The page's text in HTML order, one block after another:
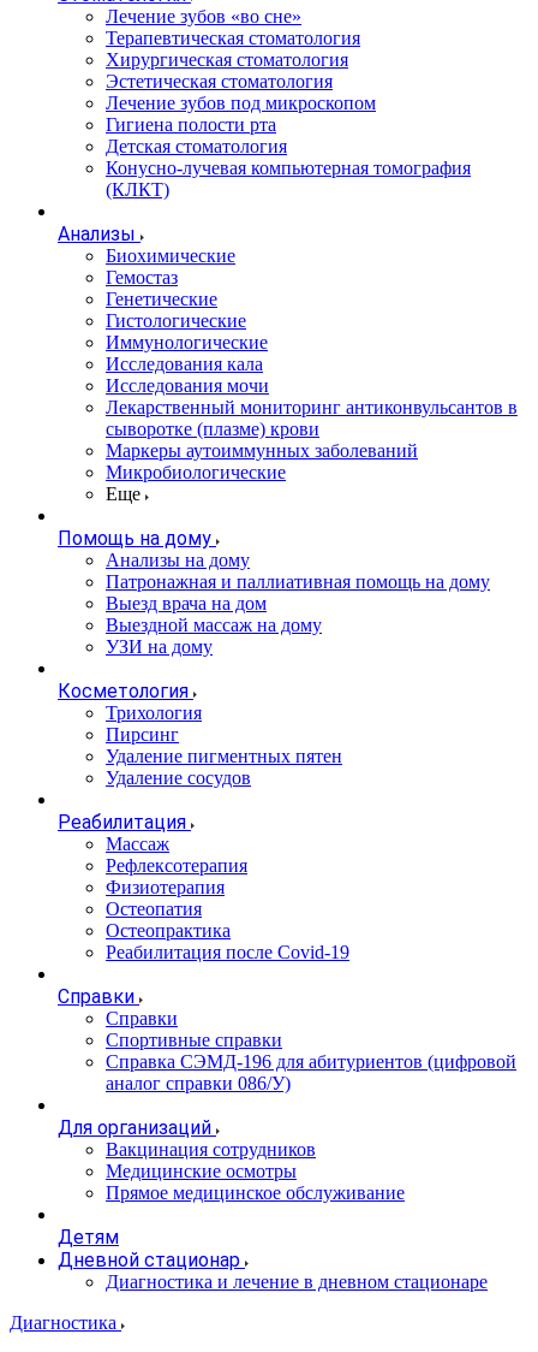
Лечение зубов «во сне»
Терапевтическая стоматология
Хирургическая стоматология
Эстетическая стоматология
Лечение зубов под микроскопом
Гигиена полости рта
Детская стоматология
Конусно-лучевая компьютерная томография
(КЛКТ)
Анализы
Биохимические
Гемостаз
Генетические
Гистологические
Иммунологические
Исследования кала
Исследования мочи
Лекарственный мониторинг антиконвульсантов в
сыворотке (плазме) крови
Маркеры аутоиммунных заболеваний
Микробиологические
Еще
Помощь на дому
Анализы на дому
Патронажная и паллиативная помощь на дому
Выезд врача на дом
Выездной массаж на дому
УЗИ на дому
Косметология
Трихология
Пирсинг
Удаление пигментных пятен
Удаление сосудов
Реабилитация
Массаж
Рефлексотерапия
Физиотерапия
Остеопатия
Остеопрактика
Реабилитация после Covid-19
Справки
Справки
Спортивные справки
Справка СЭМД‑196 для абитуриентов (цифровой
аналог справки 086/У)
Для организаций
Вакцинация сотрудников
Медицинские осмотры
Прямое медицинское обслуживание
Детям
Дневной стационар
Диагностика и лечение в дневном стационаре
Диагностика